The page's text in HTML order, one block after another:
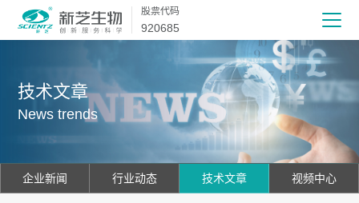
股票代码
920685
技术文章
News trends
企业新闻 行业动态 技术文章 视频中心